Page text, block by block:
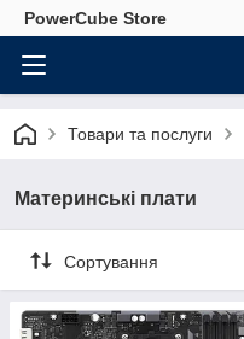
PowerCube Store
Товари та послуги
Материнські плати
Сортування